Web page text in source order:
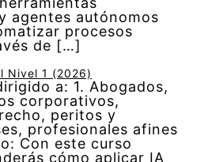
agentes autónomos
procesos
de […]
Nivel 1 (2026)
a: 1. Abogados,
corporativos,
peritos y
profesionales afines
Con este curso
cómo aplicar IA